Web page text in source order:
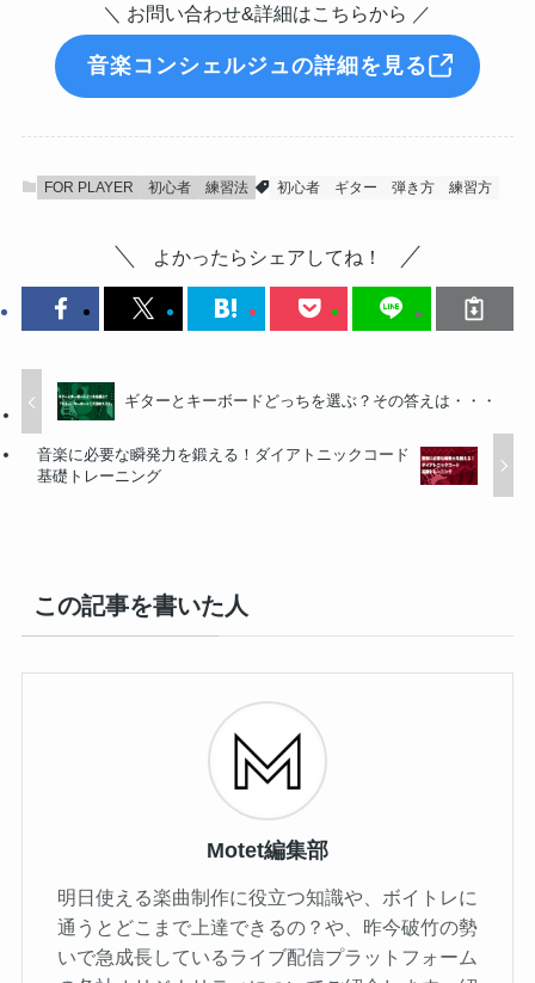
＼ お問い合わせ&詳細はこちらから ／
音楽コンシェルジュの詳細を見る
FOR PLAYER 初心者 練習法 初心者 ギター 弾き方 練習方
よかったらシェアしてね！
ギターとキーボードどっちを選ぶ？その答えは・・・
音楽に必要な瞬発力を鍛える！ダイアトニックコード
基礎トレーニング
この記事を書いた人
Motet編集部
明日使える楽曲制作に役立つ知識や、ボイトレに
通うとどこまで上達できるの？や、昨今破竹の勢
いで急成長しているライブ配信プラットフォーム